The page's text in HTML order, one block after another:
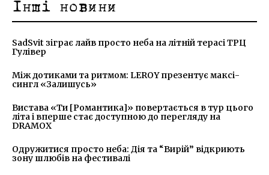
Інші новини
SadSvit зіграє лайв просто неба на літній терасі ТРЦ
Гулівер
Між дотиками та ритмом: LEROY презентує максі-
сингл «Залишусь»
Вистава «Ти [Романтика]» повертається в тур цього
літа і вперше стає доступною до перегляду на
DRAMOX
Одружитися просто неба: Дія та “Вирій” відкриють
зону шлюбів на фестивалі